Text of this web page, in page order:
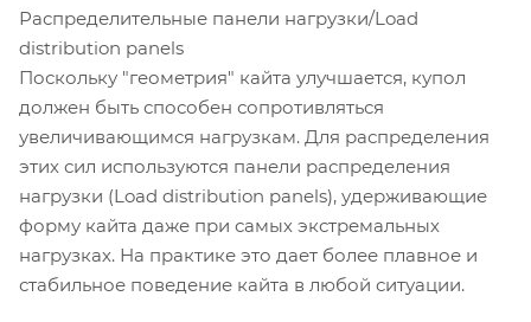
Распределительные панели нагрузки/Load
distribution panels
Поскольку "геометрия" кайта улучшается, купол
должен быть способен сопротивляться
увеличивающимся нагрузкам. Для распределения
этих сил используются панели распределения
нагрузки (Load distribution panels), удерживающие
форму кайта даже при самых экстремальных
нагрузках. На практике это дает более плавное и
стабильное поведение кайта в любой ситуации.